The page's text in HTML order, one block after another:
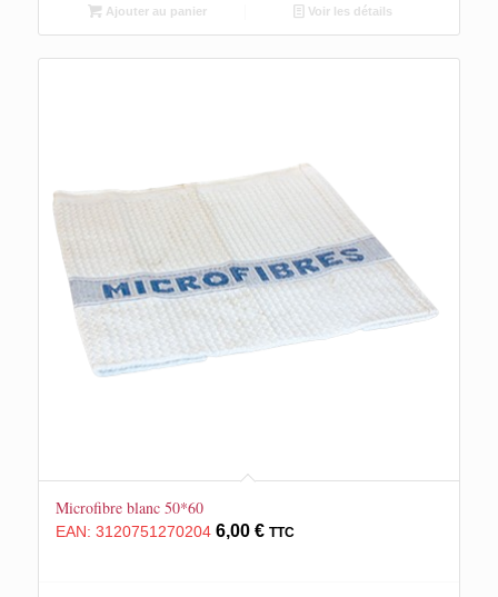
Ajouter au panier Voir les détails
Microfibre blanc 50*60
EAN: 3120751270204 6,00 € TTC